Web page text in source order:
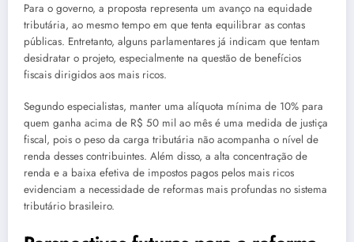
Para o governo, a proposta representa um avanço na equidade
tributária, ao mesmo tempo em que tenta equilibrar as contas
públicas. Entretanto, alguns parlamentares já indicam que tentam
desidratar o projeto, especialmente na questão de benefícios
fiscais dirigidos aos mais ricos.
Segundo especialistas, manter uma alíquota mínima de 10% para
quem ganha acima de R$ 50 mil ao mês é uma medida de justiça
fiscal, pois o peso da carga tributária não acompanha o nível de
renda desses contribuintes. Além disso, a alta concentração de
renda e a baixa efetiva de impostos pagos pelos mais ricos
evidenciam a necessidade de reformas mais profundas no sistema
tributário brasileiro.